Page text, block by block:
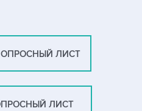
ЛИСТ
ЛИСТ